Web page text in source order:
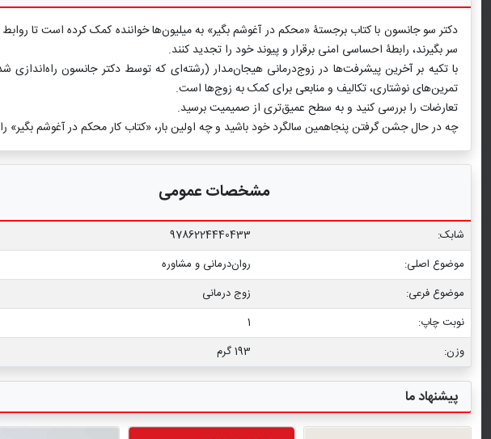
دکتر سو جانسون با کتاب برجستۀ «محکم در آغوشم بگیر» به میلیون‌ها خواننده کمک کرده است تا
سر بگیرند، رابطۀ احساسی امنی برقرار و پیوند خود را تجدید کنند.
با تکیه بر آخرین پیشرفت‌ها در زوج‌درمانی هیجان‌مدار (رشته‌ای که توسط دکتر جانسون
تمرین‌های نوشتاری، تکالیف و منابعی برای کمک به زوج‌ها است.
تعارضات را بررسی کنید و به سطح عمیق‌تری از صمیمیت برسید.
چه در حال جشن گرفتن پنجاهمین سالگرد خود باشید و چه اولین بار، «کتاب کار محکم در آغوشم
مشخصات عمومی
شابک:
9786224440433
موضوع اصلی:
روان‌درمانی و مشاوره
موضوع فرعی:
زوج درمانی
نوبت چاپ:
1
وزن:
193 گرم
پیشنهاد ما